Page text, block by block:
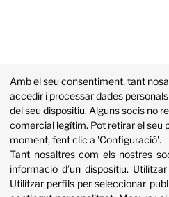
Amb el seu consentiment, tant
accedir i processar dades
del seu dispositiu. Alguns socis no
comercial legítim. Pot retirar el seu
moment, fent clic a 'Configuració'.
Tant nosaltres com els nostres
informació d’un dispositiu.
Utilitzar perfils per seleccionar